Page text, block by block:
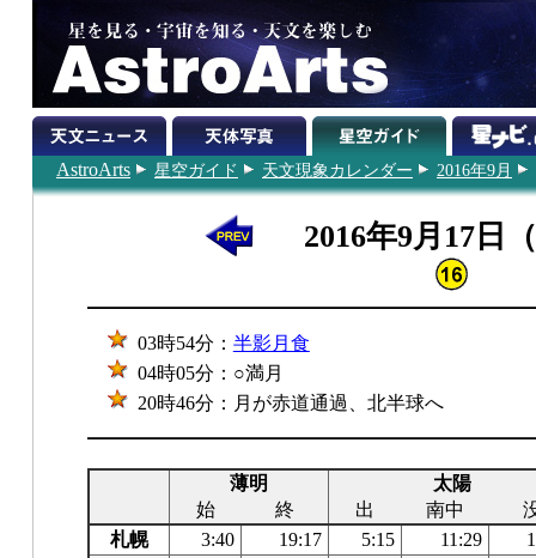
AstroArts 星空ガイド 天文現象カレンダー 2016年9月
2016年9月17日
03時54分： 半影月食
04時05分：○満月
20時46分：月が赤道通過、北半球へ
薄明
太陽
始
終 出 南中
札幌
3:40 19:17 5:15 11:29